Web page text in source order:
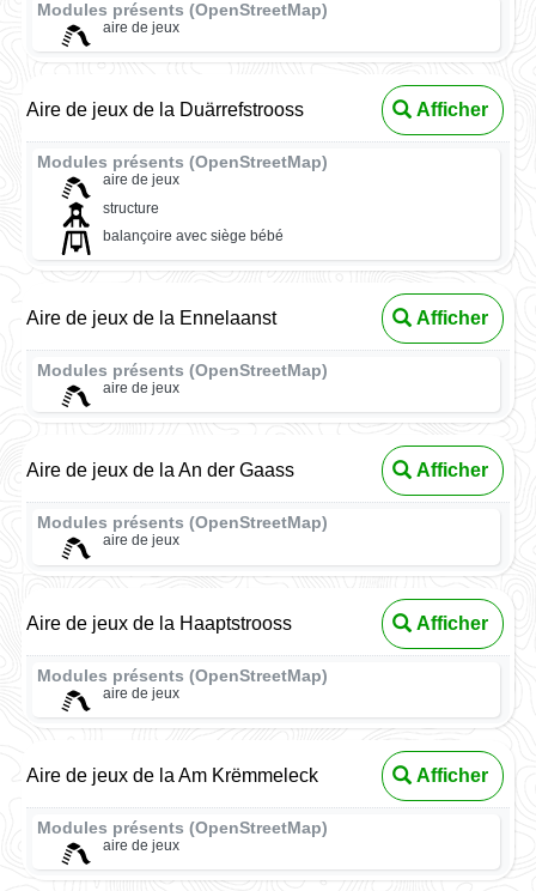
Modules présents (OpenStreetMap)
aire de jeux
Aire de jeux de la Duärrefstrooss Afficher
Modules présents (OpenStreetMap)
aire de jeux
structure
balançoire avec siège bébé
Aire de jeux de la Ennelaanst Afficher
Modules présents (OpenStreetMap)
aire de jeux
Aire de jeux de la An der Gaass Afficher
Modules présents (OpenStreetMap)
aire de jeux
Aire de jeux de la Haaptstrooss Afficher
Modules présents (OpenStreetMap)
aire de jeux
Aire de jeux de la Am Krëmmeleck Afficher
Modules présents (OpenStreetMap)
aire de jeux